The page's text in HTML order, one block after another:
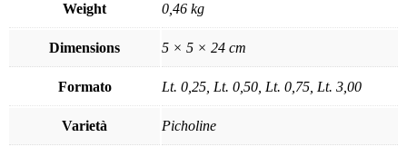
Weight 0,46 kg
Dimensions 5 × 5 × 24 cm
Formato Lt. 0,25, Lt. 0,50, Lt. 0,75, Lt. 3,00
Varietà Picholine